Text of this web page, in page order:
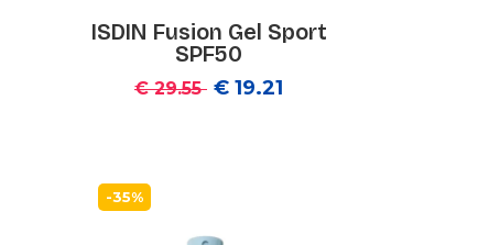
ISDIN Fusion Gel Sport
SPF50
€ 29.55 € 19.21
-35%